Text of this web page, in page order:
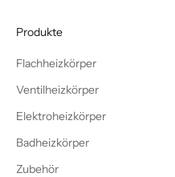
Produkte
Flachheizkörper
Ventilheizkörper
Elektroheizkörper
Badheizkörper
Zubehör